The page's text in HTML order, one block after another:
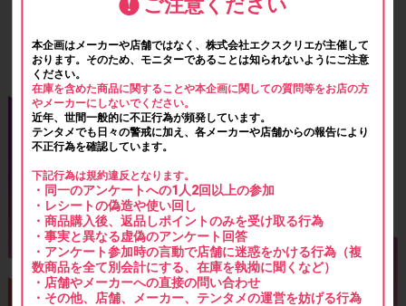
ご注意ください
本企画はメーカーや店舗ではなく、株式会社エクスクリエが主催して
おります。そのため、モニターであることは知られないようにご注意
ください。
在庫を含めた商品に関することや本企画に関しての質問等をお店の方
やメーカーにしないでください。
近年、世間一般的に不正行為が頻発しています。
テンタメでも日々の警戒に加え、各メーカーや店舗からの報告により
不正行為を確認しています。
下記行為は規約違反となります。
・同一のアンケートへの1人2回以上の参加
・レシートの偽造や使い回し
・商品購入後、返品しポイントのみを受け取る行為
・事実と異なる虚偽のアンケート回答
・アンケート参加時の言動で店舗に迷惑をかける行為（複
数商品を全て別会計にする、在庫を執拗に聞くなど）
・店舗やメーカーへの直接の問い合わせ
・その他、店舗、メーカー、テンタメの運営を妨げる行為